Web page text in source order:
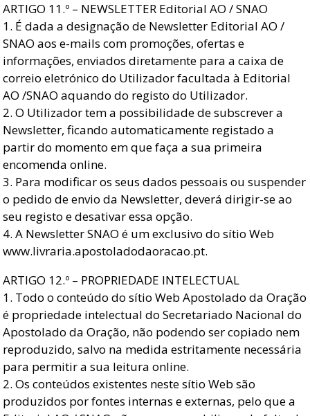
ARTIGO 11.º – NEWSLETTER Editorial AO / SNAO
1. É dada a designação de Newsletter Editorial AO /
SNAO aos e-mails com promoções, ofertas e
informações, enviados diretamente para a caixa de
correio eletrónico do Utilizador facultada à Editorial
AO /SNAO aquando do registo do Utilizador.
2. O Utilizador tem a possibilidade de subscrever a
Newsletter, ficando automaticamente registado a
partir do momento em que faça a sua primeira
encomenda online.
3. Para modificar os seus dados pessoais ou suspender
o pedido de envio da Newsletter, deverá dirigir-se ao
seu registo e desativar essa opção.
4. A Newsletter SNAO é um exclusivo do sítio Web
www.livraria.apostoladodaoracao.pt.
ARTIGO 12.º – PROPRIEDADE INTELECTUAL
1. Todo o conteúdo do sítio Web Apostolado da Oração
é propriedade intelectual do Secretariado Nacional do
Apostolado da Oração, não podendo ser copiado nem
reproduzido, salvo na medida estritamente necessária
para permitir a sua leitura online.
2. Os conteúdos existentes neste sítio Web são
produzidos por fontes internas e externas, pelo que a